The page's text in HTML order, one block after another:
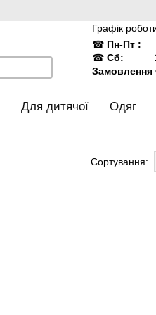
Графік
☎ Пн-Пт :
☎Сб:
Замовлення
Для дитячої Одяг
Сортування: